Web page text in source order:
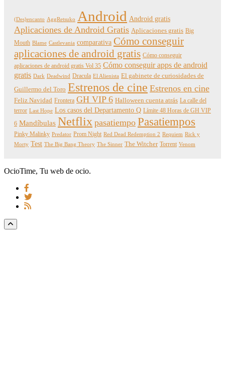
(Des)encanto AggRetsuko Android Android gratis
Aplicaciones de Android Gratis Aplicaciones gratis Big
Mouth Blame Castlevania comparativa Cómo conseguir
aplicaciones de android gratis Cómo conseguir
aplicaciones de android gratis Vol 35 Cómo conseguir apps de android
gratis Dark Deadwind Dracula El Alienista El gabinete de curiosidades de
Guillermo del Toro Estrenos de cine Estrenos en cine
Feliz Navidad Frontera GH VIP 6 Halloween cuenta atrás La calle del
terror Last Hope Los casos del Departamento Q Límite 48 Horas de GH VIP
6 Mandíbulas Netflix pasatiempo Pasatiempos
Pinky Malinky Predator Prom Night Red Dead Redemption 2 Requiem Rick y
Morty Test The Big Bang Theory The Sinner The Witcher Torrent Venom
OcioTime, Tu web de ocio.